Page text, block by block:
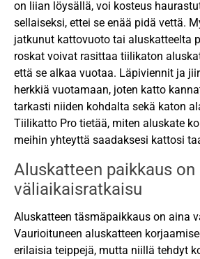
on liian löysällä, voi kosteus
sellaiseksi, ettei se enää pidä vettä.
jatkunut kattovuoto tai aluskatteelta
roskat voivat rasittaa tiilikaton
että se alkaa vuotaa. Läpiviennit ja
herkkiä vuotamaan, joten katto
tarkasti niiden kohdalta sekä katon
Tiilikatto Pro tietää, miten aluskate
meihin yhteyttä saadaksesi kattosi
Aluskatteen paikkaus on
väliaikaisratkaisu
Aluskatteen täsmäpaikkaus on aina
Vaurioituneen aluskatteen
erilaisia teippejä, mutta niillä tehdyt